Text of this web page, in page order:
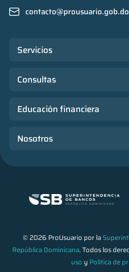
© 2026 ProUsuario por la
República Dominicana. Todos los
uso y Política de
contacto@prousuario.gob.do
Servicios
Consultas
Educación financiera
Nosotros